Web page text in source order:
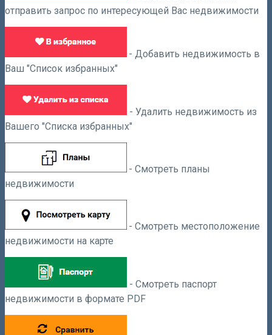
отправить запрос по интересующей Вас недвижимости
- Добавить недвижимость в
Ваш "Список избранных"
- Удалить недвижимость из
Вашего "Списка избранных"
- Смотреть планы
недвижимости
- Смотреть местоположение
недвижимости на карте
- Смотреть паспорт
недвижимости в формате PDF